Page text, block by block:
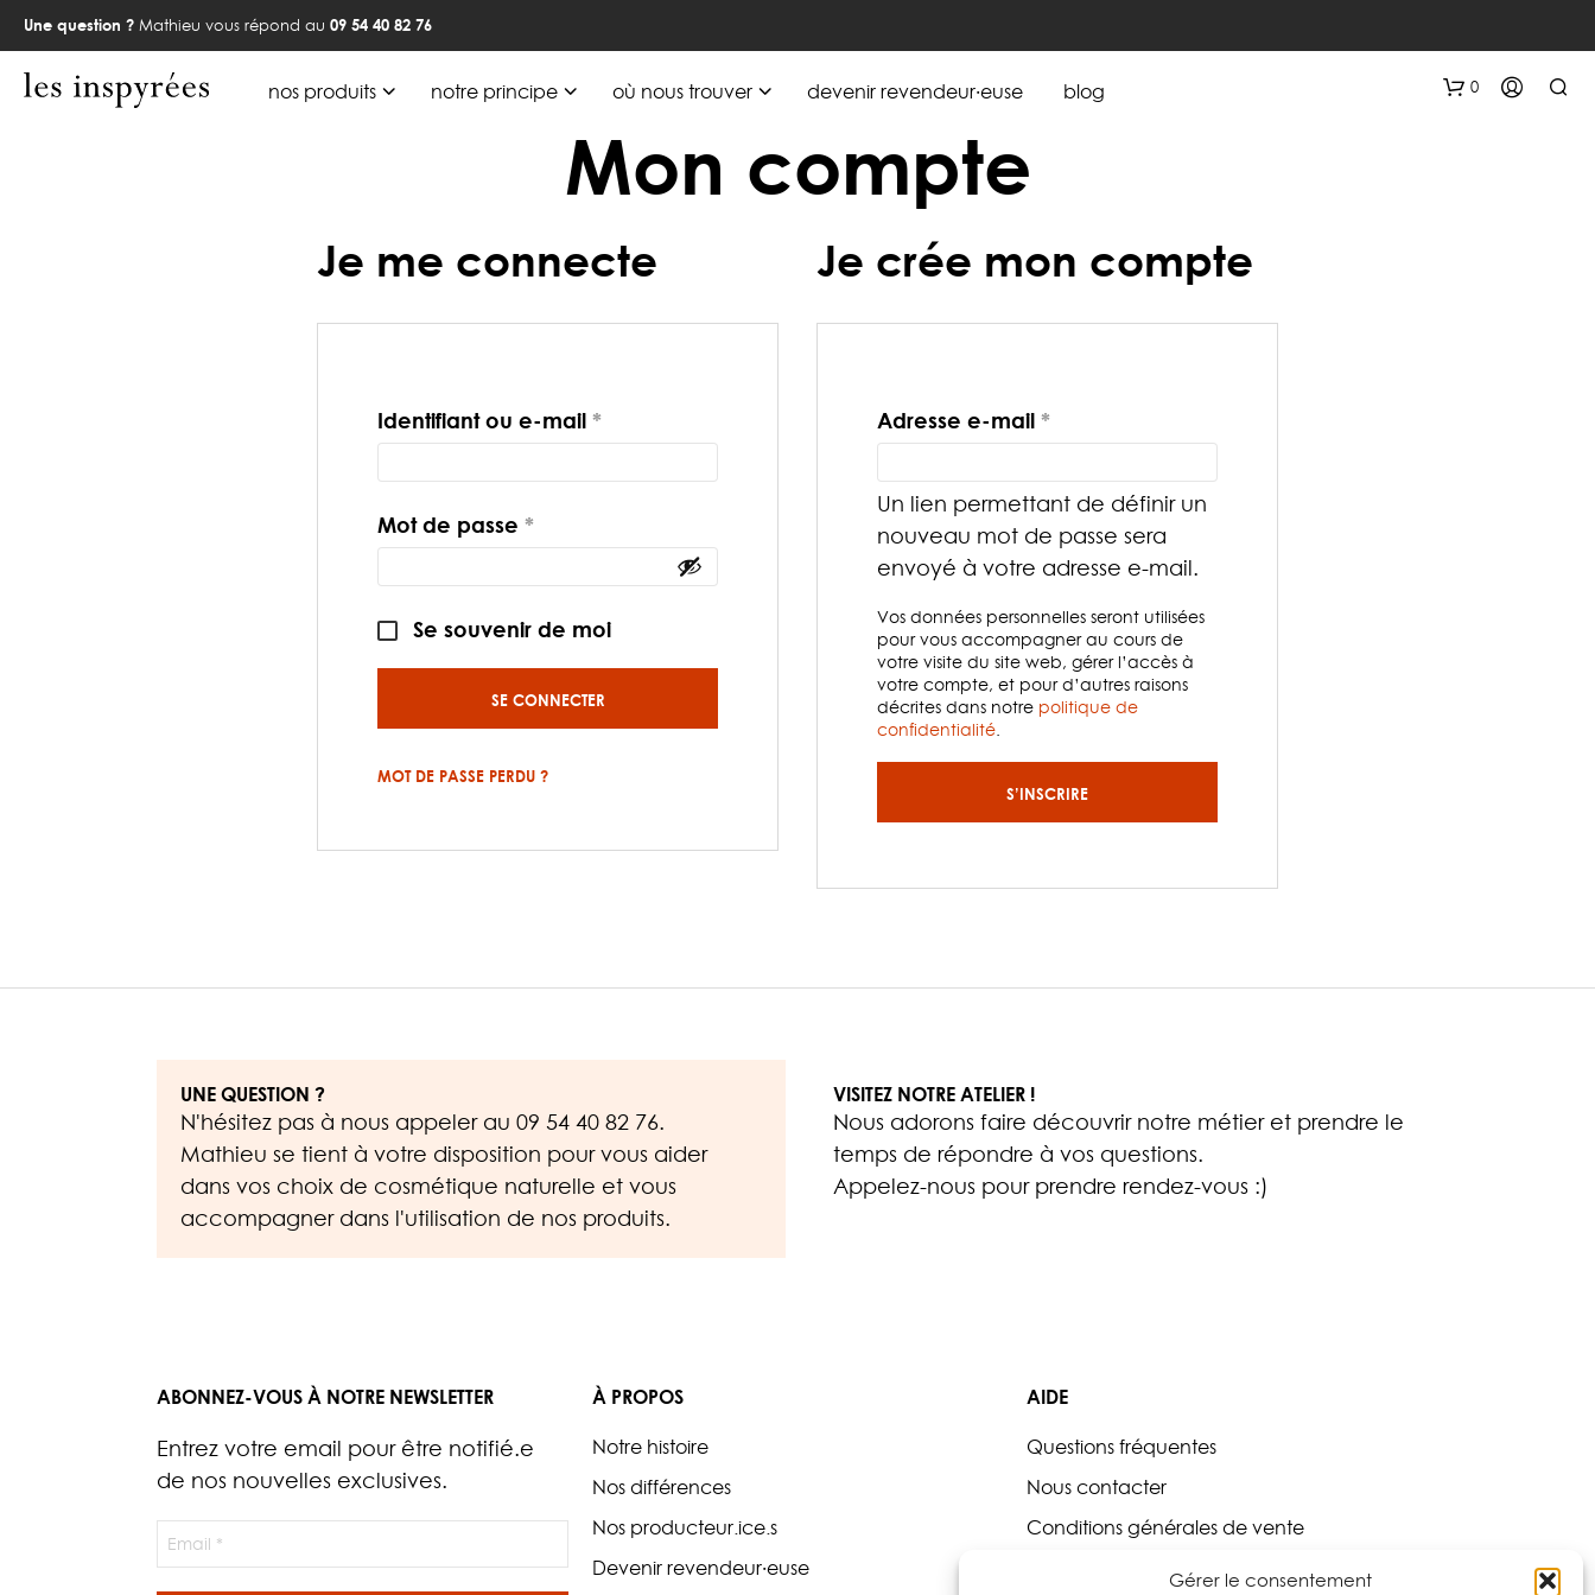
Gérer le consentement
Une question ? Mathieu vous répond au 09 54 40 82 76
nos produits notre principe où nous trouver devenir revendeur·euse blog 0
Mon compte
Je me connecte
Identifiant ou e-mail*
Mot de passe*
Se souvenir de moi
SE CONNECTER
MOT DE PASSE PERDU ?
Je crée mon compte
Adresse e-mail*
Un lien permettant de définir un
nouveau mot de passe sera
envoyé à votre adresse e-mail.
Vos données personnelles seront utilisées
pour vous accompagner au cours de
votre visite du site web, gérer l’accès à
votre compte, et pour d’autres raisons
décrites dans notre politique de
confidentialité
S’INSCRIRE
UNE QUESTION ?
N'hésitez pas à nous appeler au 09 54 40 82 76.
Mathieu se tient à votre disposition pour vous aider
dans vos choix de cosmétique naturelle et vous
accompagner dans l'utilisation de nos produits.
VISITEZ NOTRE ATELIER !
Nous adorons faire découvrir notre métier et prendre le
temps de répondre à vos questions.
Appelez-nous pour prendre rendez-vous :)
ABONNEZ-VOUS À NOTRE NEWSLETTER
Entrez votre email pour être notifié.e
de nos nouvelles exclusives.
À PROPOS
Notre histoire
Nos différences
Nos producteur.ice.s
Devenir revendeur·euse
AIDE
Questions fréquentes
Nous contacter
Conditions générales de vente
Politique de confidentialité